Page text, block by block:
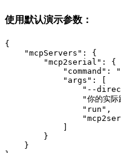
使用默认演示参数：
{
    "mcpServers": {
        "mcp2serial": {
"command":
            "args": [
"--
"你的实
                "run",
        }
    }